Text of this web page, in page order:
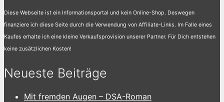
Diese Webseite ist ein Informationsportal und kein Online-Shop. Deswegen
finanziere ich diese Seite durch die Verwendung von Affiliate-Links. Im Falle eines
Kaufes erhalte ich eine kleine Verkaufsprovision unserer Partner. Für Dich entstehen
keine zusätzlichen Kosten!
Neueste Beiträge
Mit fremden Augen – DSA-Roman